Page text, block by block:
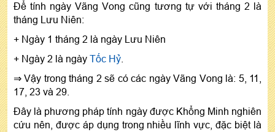
Để tính ngày Vãng Vong cũng tương tự với tháng 2 là
tháng Lưu Niên:
+ Ngày 1 tháng 2 là ngày Lưu Niên
+ Ngày 2 là ngày Tốc Hỷ
⇒ Vậy trong tháng 2 sẽ có các ngày Vãng Vong là: 5, 11,
17, 23 và 29.
Đây là phương pháp tính ngày được Khổng Minh nghiên
cứu nên, được áp dụng trong nhiều lĩnh vực, đặc biệt là